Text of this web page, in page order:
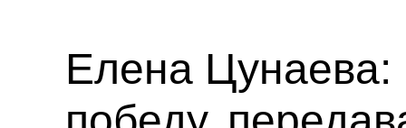
Елена Цунаева: